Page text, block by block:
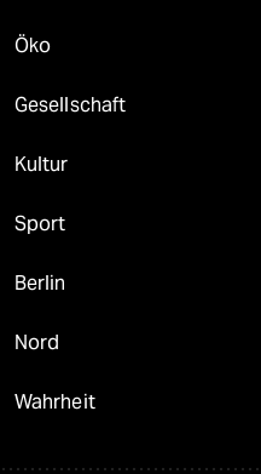
Öko
Gesellschaft
Kultur
Sport
Berlin
Nord
Wahrheit